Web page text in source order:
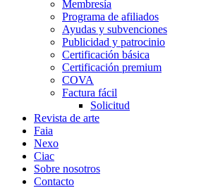
Membresía
Programa de afiliados
Ayudas y subvenciones
Publicidad y patrocinio
Certificación básica
Certificación premium
COVA
Factura fácil
Solicitud
Revista de arte
Faia
Nexo
Ciac
Sobre nosotros
Contacto